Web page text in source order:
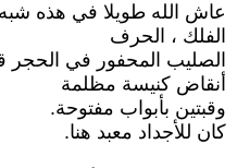
عاش الله طويلا في هذه
الفلك ، الحرف
الصليب المحفور في الحجر
أنقاض كنيسة مظلمة
وقبتين بأبواب مفتوحة.
كان للأجداد معبد هنا.